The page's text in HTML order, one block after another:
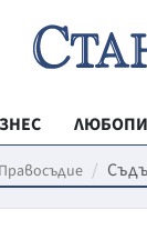
Правосъдие